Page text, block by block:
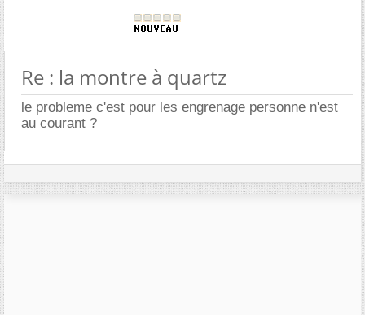
Re : la montre à quartz
le probleme c'est pour les engrenage personne n'est
au courant ?